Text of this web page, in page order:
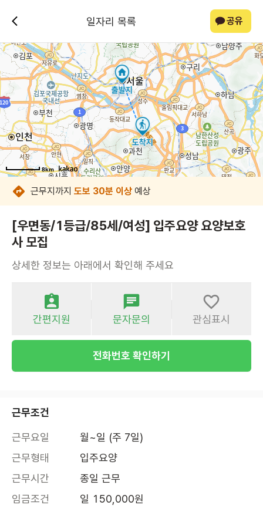
일자리 목록 공유
8km
8km
8km
8km
8km
8km
8km
8km
근무지까지 도보 30분 이상 예상
[우면동/1등급/85세/여성] 입주요양 요양보호
사 모집
상세한 정보는 아래에서 확인해 주세요
간편지원 문자문의 관심표시
전화번호 확인하기
근무조건
근무요일
월~일 (주 7일)
근무형태
입주요양
근무시간
종일 근무
임금조건
일 150,000원